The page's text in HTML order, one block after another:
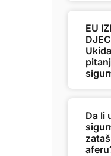
EU
Da li